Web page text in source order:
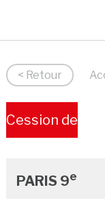
< Retour
Cession de
PARIS 9e